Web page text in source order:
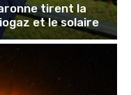
tirent la
et le solaire